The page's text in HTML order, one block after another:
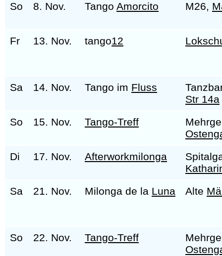
So
8. Nov. Tango Amorcito M26,
Fr 13. Nov. tango12
Sa 14. Nov. Tango im Fluss
Str 14a
So
15. Nov. Tango-Treff
Di
17. Nov. Afterworkmilonga
Sa
21. Nov. Milonga de la Luna Alte
So 22. Nov. Tango-Treff